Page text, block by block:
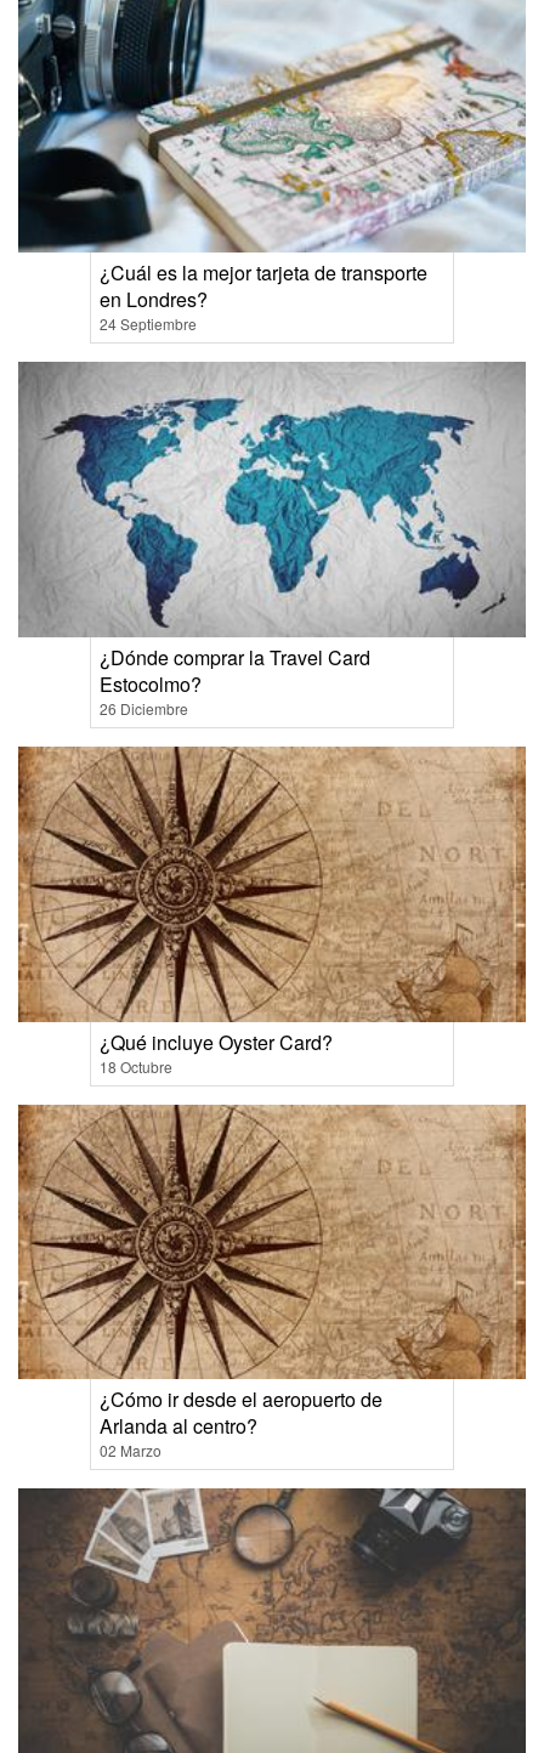
¿Cuál es la mejor tarjeta de transporte
en Londres?
24 Septiembre
¿Dónde comprar la Travel Card
Estocolmo?
26 Diciembre
¿Qué incluye Oyster Card?
18 Octubre
¿Cómo ir desde el aeropuerto de
Arlanda al centro?
02 Marzo